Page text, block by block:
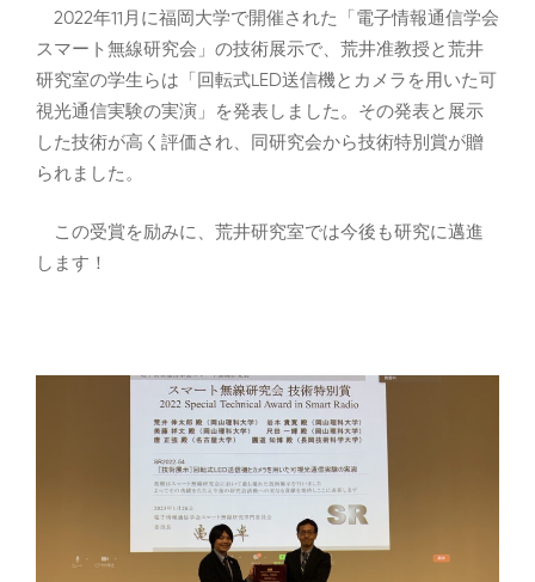
2022年11月に福岡大学で開催された「電子情報通信学会
スマート無線研究会」の技術展示で、荒井准教授と荒井
研究室の学生らは「回転式LED送信機とカメラを用いた可
視光通信実験の実演」を発表しました。その発表と展示
した技術が高く評価され、同研究会から技術特別賞が贈
られました。
この受賞を励みに、荒井研究室では今後も研究に邁進
します！